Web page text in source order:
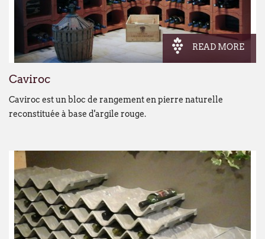
READ MORE
Caviroc
Caviroc est un bloc de rangement en pierre naturelle
reconstituée à base d'argile rouge.